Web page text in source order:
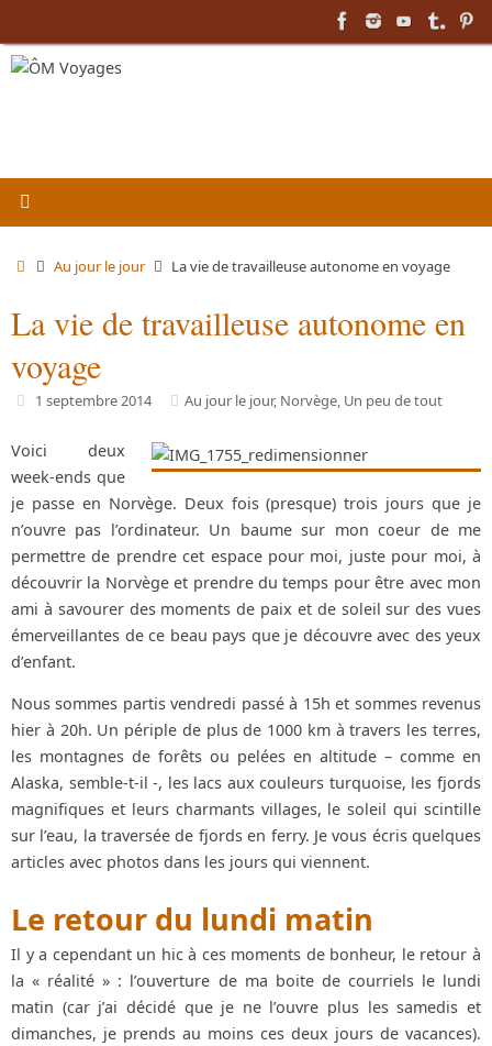
au
contenu
AccueilAu jour le jour La vie de travailleuse autonome en voyage
La vie de travailleuse autonome en
voyage
1 septembre 2014 Au jour le jour, Norvège, Un peu de tout
Voici deux
week-ends que
je passe en Norvège. Deux fois (presque) trois jours que je
n’ouvre pas l’ordinateur. Un baume sur mon coeur de me
permettre de prendre cet espace pour moi, juste pour moi, à
découvrir la Norvège et prendre du temps pour être avec mon
ami à savourer des moments de paix et de soleil sur des vues
émerveillantes de ce beau pays que je découvre avec des yeux
d’enfant.
Nous sommes partis vendredi passé à 15h et sommes revenus
hier à 20h. Un périple de plus de 1000 km à travers les terres,
les montagnes de forêts ou pelées en altitude – comme en
Alaska, semble-t-il -, les lacs aux couleurs turquoise, les fjords
magnifiques et leurs charmants villages, le soleil qui scintille
sur l’eau, la traversée de fjords en ferry. Je vous écris quelques
articles avec photos dans les jours qui viennent.
Le retour du lundi matin
Il y a cependant un hic à ces moments de bonheur, le retour à
la « réalité » : l’ouverture de ma boite de courriels le lundi
matin (car j’ai décidé que je ne l’ouvre plus les samedis et
dimanches, je prends au moins ces deux jours de vacances).